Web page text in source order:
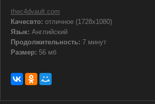
thec4dvault.com
Качесвто: отличное (1728x1080)
Язык: Английский
Продолжительность: 7 минут
Размер: 56 мб